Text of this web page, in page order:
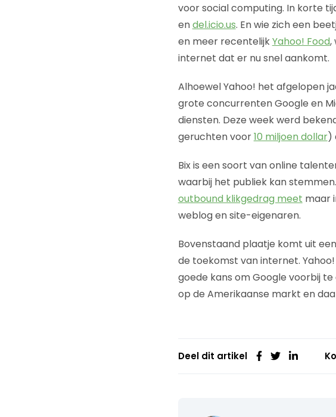
voor social computing. In korte
endel.icio.us. En wie zich een
en meer recentelijkYahoo! Food,
internet dat er nu snel aankomt.
Alhoewel Yahoo! het afgelopen
grote concurrenten Google en
diensten. Deze week werd
geruchten voor10 miljoen dollar)
Bix is een soort van online
waarbij het publiek kan
outbound klikgedrag meet maar
weblog en site-eigenaren.
Bovenstaand plaatje komt uit
de toekomst van internet.
goede kans om Google voorbij
op de Amerikaanse markt en
Deel dit artikel